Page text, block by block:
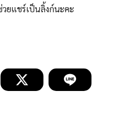
ยแชร์เป็นลิ้งก์นะคะ